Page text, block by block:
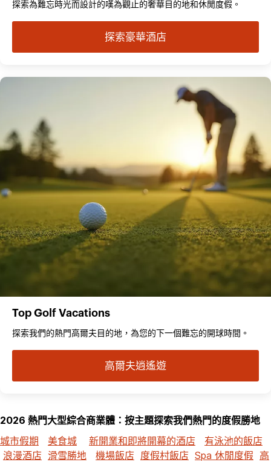
探索為難忘時光而設計的嘆為觀止的奢華目的地和休閒度假。
探索豪華酒店
Top Golf Vacations
探索我們的熱門高爾夫目的地，為您的下一個難忘的開球時間。
高爾夫逍遙遊
2026 熱門大型綜合商業體：按主題探索我們熱門的度假勝地
城市假期
美食城 新開業和即將開幕的酒店
有泳池的飯店
浪漫酒店 滑雪勝地 機場飯店 度假村飯店 Spa 休閒度假 高